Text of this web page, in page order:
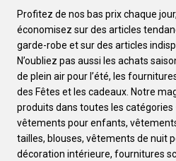
Profitez de nos bas prix chaque
économisez sur des articles
garde-robe et sur des articles
N’oubliez pas aussi les achats
de plein air pour l’été, les
des Fêtes et les cadeaux. Notre
produits dans toutes les
vêtements pour enfants,
tailles, blouses, vêtements de nuit
décoration intérieure, fournitures